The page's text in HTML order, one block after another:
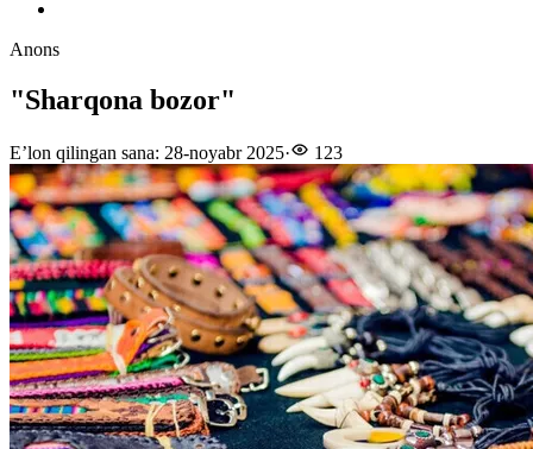
Anons
"Sharqona bozor"
E’lon qilingan sana: 28-noyabr 2025· 123